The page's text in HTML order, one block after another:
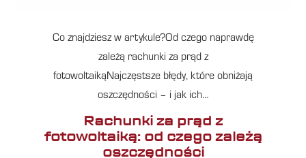
Co znajdziesz w artykule?Od czego naprawdę
zależą rachunki za prąd z
fotowoltaikąNajczęstsze błędy, które obniżają
oszczędności – i jak ich…
Rachunki za prąd z
fotowoltaiką: od czego zależą
oszczędności